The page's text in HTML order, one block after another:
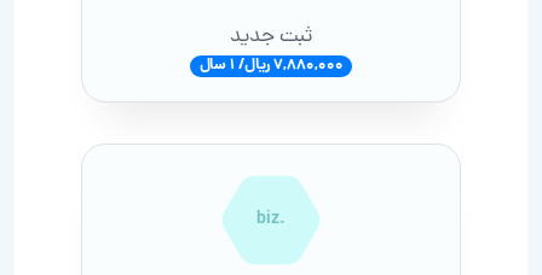
ثبت جدید
7,880,000 ریال/ 1 سال
.biz